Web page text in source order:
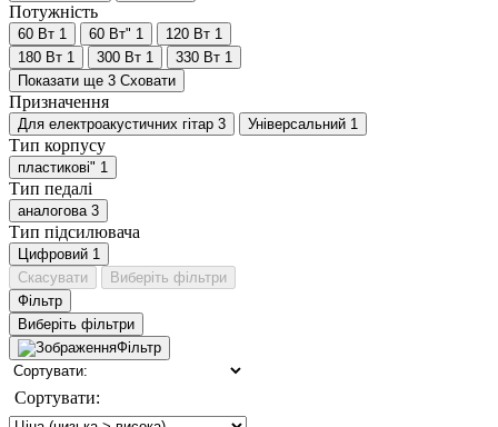
Потужність
60 Вт 1 60 Вт" 1 120 Вт 1
180 Вт 1 300 Вт 1 330 Вт 1
Показати ще 3 Сховати
Призначення
Для електроакустичних гітар 3 Універсальний 1
Тип корпусу
пластикові" 1
Тип педалі
аналогова 3
Тип підсилювача
Цифровий 1
Скасувати
Виберіть фільтри
Фільтр
Виберіть фільтри
Фільтр
Сортувати: